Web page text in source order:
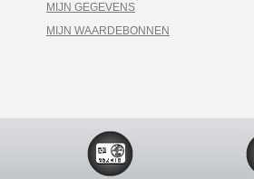
MIJN GEGEVENS
MIJN WAARDEBONNEN